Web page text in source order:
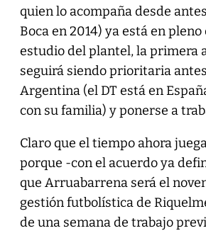
quien lo acompaña desde
Boca en 2014) ya está en
estudio del plantel, la primera
seguirá siendo prioritaria
Argentina (el DT está en
con su familia) y ponerse a
Claro que el tiempo ahora
porque -con el acuerdo ya
que Arruabarrena será el
gestión futbolística de
de una semana de trabajo